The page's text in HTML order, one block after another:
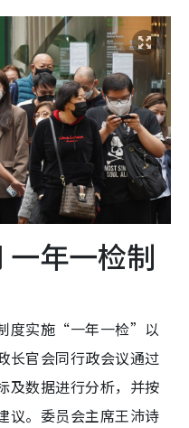
年一检制
度实施“一年一检”以
长官会同行政会议通过
及数据进行分析，并按
议。委员会主席王沛诗